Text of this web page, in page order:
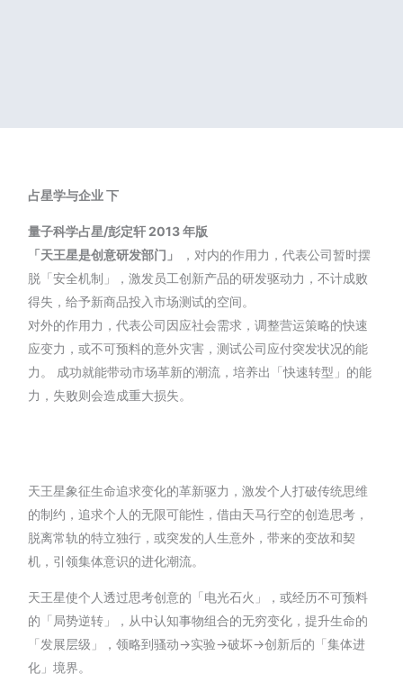
占星学与企业下
量子科学占星/彭定轩 2013年版
「天王星是创意研发部门」
，对内的作用力，代表公司暂时摆
脱「安全机制」，激发员工创新产品的研发驱动力，不计成败
得失，给予新商品投入市场测试的空间。
对外的作用力，代表公司因应社会需求，调整营运策略的快速
应变力，或不可预料的意外灾害，测试公司应付突发状况的能
力。 成功就能带动市场革新的潮流，培养出「快速转型」的能
力，失败则会造成重大损失。
天王星象征生命追求变化的革新驱力，激发个人打破传统思维
的制约，追求个人的无限可能性，借由天马行空的创造思考，
脱离常轨的特立独行，或突发的人生意外，带来的变故和契
机，引领集体意识的进化潮流。
天王星使个人透过思考创意的「电光石火」，或经历不可预料
的「局势逆转」，从中认知事物组合的无穷变化，提升生命的
「发展层级」，领略到骚动→实验→破坏→创新后的「集体进
化」境界。